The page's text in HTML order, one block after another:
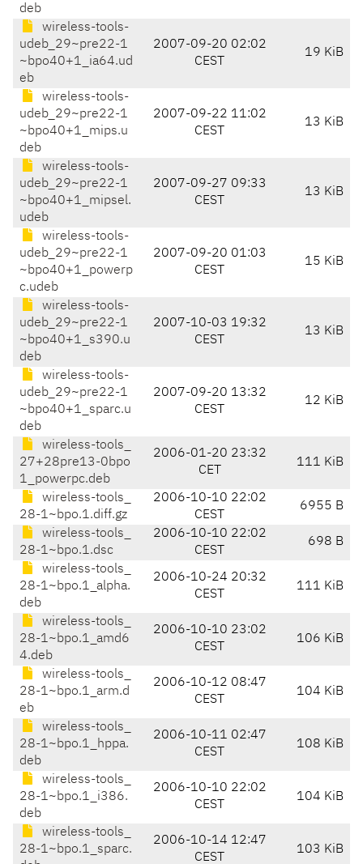
deb
wireless-tools-
udeb_29~pre22-1
~bpo40+1_ia64.ud
eb
2007-09-20 02:02
CEST
19 KiB
wireless-tools-
udeb_29~pre22-1
~bpo40+1_mips.u
deb
2007-09-22 11:02
CEST
13 KiB
wireless-tools-
udeb_29~pre22-1
~bpo40+1_mipsel.
udeb
2007-09-27 09:33
CEST
13 KiB
wireless-tools-
udeb_29~pre22-1
~bpo40+1_powerp
c.udeb
2007-09-20 01:03
CEST
15 KiB
wireless-tools-
udeb_29~pre22-1
~bpo40+1_s390.u
deb
2007-10-03 19:32
CEST
13 KiB
wireless-tools-
udeb_29~pre22-1
~bpo40+1_sparc.u
deb
2007-09-20 13:32
CEST
12 KiB
wireless-tools_
27+28pre13-0bpo
1_powerpc.deb
2006-01-20 23:32
CET
111 KiB
wireless-tools_
28-1~bpo.1.diff.gz
2006-10-10 22:02
CEST
6955 B
wireless-tools_
28-1~bpo.1.dsc
2006-10-10 22:02
CEST
698 B
wireless-tools_
28-1~bpo.1_alpha.
deb
2006-10-24 20:32
CEST
111 KiB
wireless-tools_
28-1~bpo.1_amd6
4.deb
2006-10-10 23:02
CEST
106 KiB
wireless-tools_
28-1~bpo.1_arm.d
eb
2006-10-12 08:47
CEST
104 KiB
wireless-tools_
28-1~bpo.1_hppa.
deb
2006-10-11 02:47
CEST
108 KiB
wireless-tools_
28-1~bpo.1_i386.
deb
2006-10-10 22:02
CEST
104 KiB
wireless-tools_
28-1~bpo.1_sparc.
2006-10-14 12:47
CEST
103 KiB